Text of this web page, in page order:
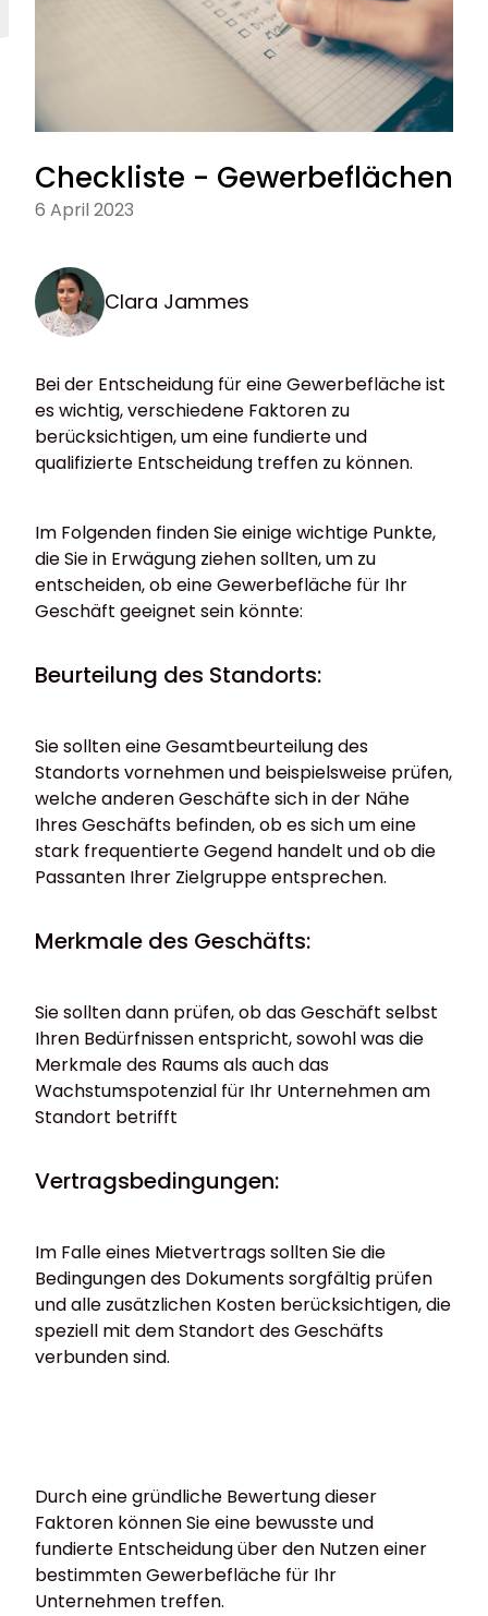
Checkliste - Gewerbeflächen
6 April 2023
Clara Jammes
Bei der Entscheidung für eine Gewerbefläche ist
es wichtig, verschiedene Faktoren zu
berücksichtigen, um eine fundierte und
qualifizierte Entscheidung treffen zu können.
Im Folgenden finden Sie einige wichtige Punkte,
die Sie in Erwägung ziehen sollten, um zu
entscheiden, ob eine Gewerbefläche für Ihr
Geschäft geeignet sein könnte:
Beurteilung des Standorts:
Sie sollten eine Gesamtbeurteilung des
Standorts vornehmen und beispielsweise prüfen,
welche anderen Geschäfte sich in der Nähe
Ihres Geschäfts befinden, ob es sich um eine
stark frequentierte Gegend handelt und ob die
Passanten Ihrer Zielgruppe entsprechen.
Merkmale des Geschäfts:
Sie sollten dann prüfen, ob das Geschäft selbst
Ihren Bedürfnissen entspricht, sowohl was die
Merkmale des Raums als auch das
Wachstumspotenzial für Ihr Unternehmen am
Standort betrifft
Vertragsbedingungen:
Im Falle eines Mietvertrags sollten Sie die
Bedingungen des Dokuments sorgfältig prüfen
und alle zusätzlichen Kosten berücksichtigen, die
speziell mit dem Standort des Geschäfts
verbunden sind.
Durch eine gründliche Bewertung dieser
Faktoren können Sie eine bewusste und
fundierte Entscheidung über den Nutzen einer
bestimmten Gewerbefläche für Ihr
Unternehmen treffen.